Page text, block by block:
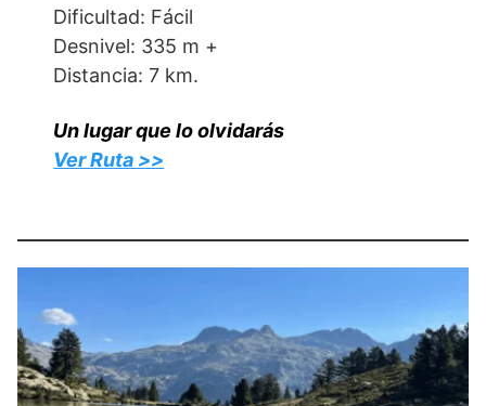
Dificultad: Fácil
Desnivel: 335 m +
Distancia: 7 km.
Un lugar que lo olvidarás
Ver Ruta >>